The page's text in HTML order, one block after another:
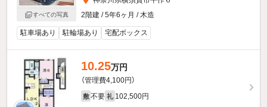
すべての写真
2階建 / 5年6ヶ月 / 木造
駐車場あり 駐輪場あり 宅配ボックス
10.25万円
（管理費4,100円）
敷 不要 礼 102,500円